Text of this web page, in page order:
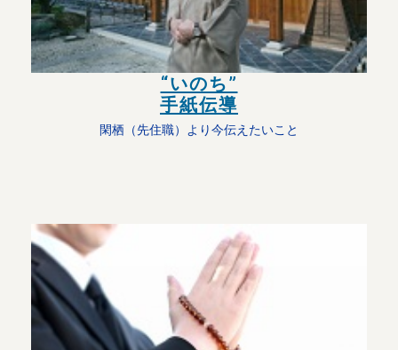
“いのち”
手紙伝導
閑栖（先住職）より今伝えたいこと